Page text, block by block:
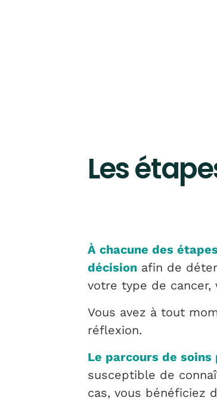
Les
À chacune des
décision afin de
votre type de
Vous avez à tout
réflexion.
Le parcours de
susceptible de
cas, vous bénéficiez